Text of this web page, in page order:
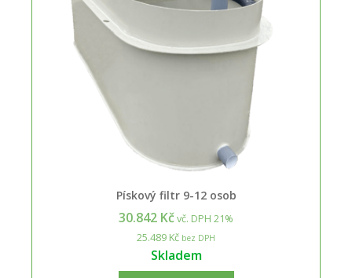
Pískový filtr 9-12 osob
30.842 Kčvč. DPH 21%
25.489 Kč bez DPH
Skladem